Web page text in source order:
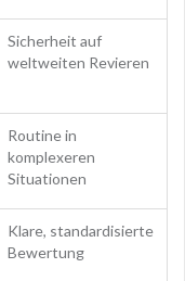
Sicherheit auf
weltweiten Revieren
Routine in
komplexeren
Situationen
Klare, standardisierte
Bewertung